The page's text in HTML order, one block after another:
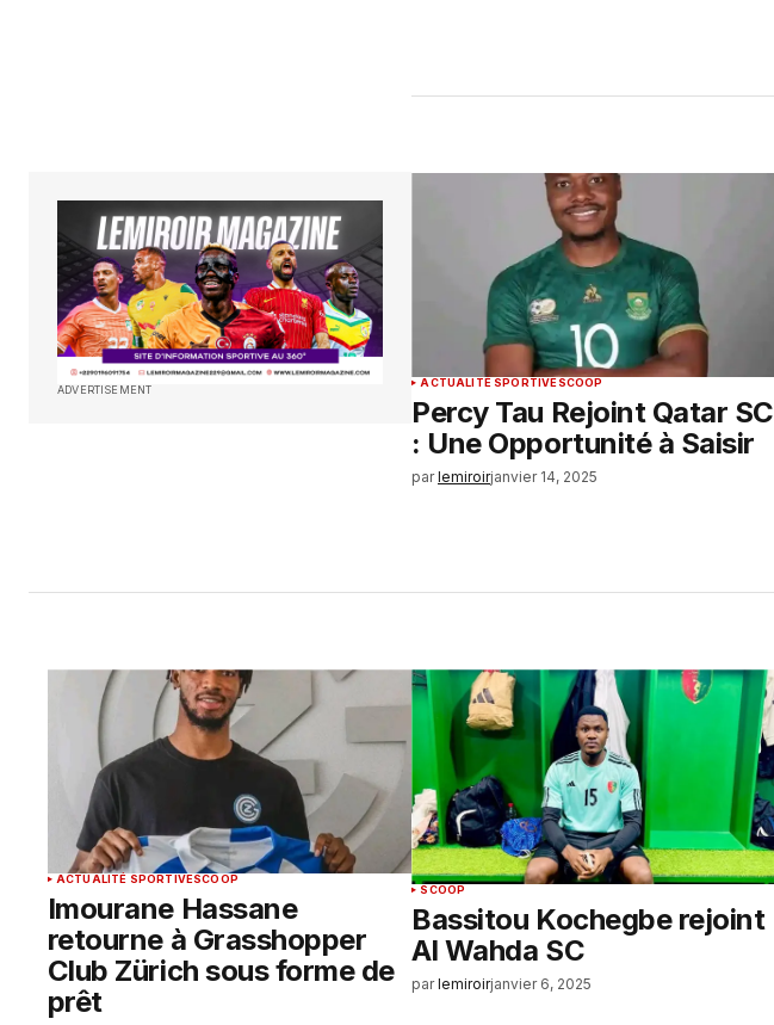
ADVERTISEMENT
ACTUALITÉ SPORTIVESCOOP
Percy Tau Rejoint Qatar SC
: Une Opportunité à Saisir
par lemiroirjanvier 14, 2025
ACTUALITÉ SPORTIVESCOOP
Imourane Hassane
retourne à Grasshopper
Club Zürich sous forme de
prêt
SCOOP
Bassitou Kochegbe rejoint
Al Wahda SC
par lemiroirjanvier 6, 2025